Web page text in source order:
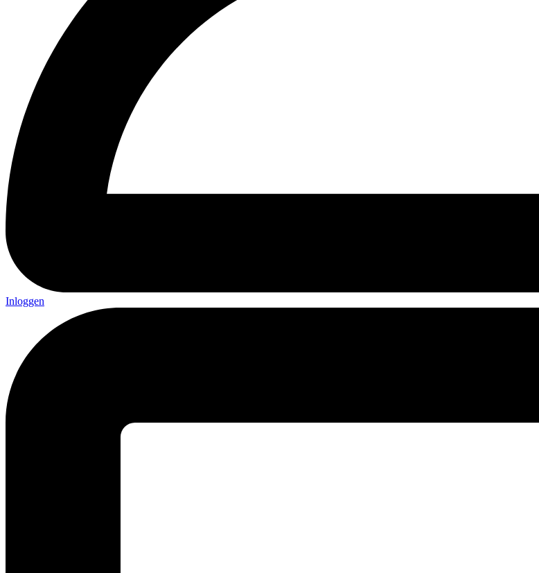
Inloggen